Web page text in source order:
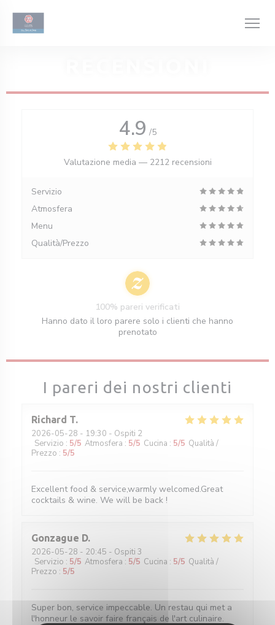
I pareri dei nostri clienti
Richard T
2026-05-28 - 19:30 - Ospiti 2
Servizio : 5/5 Atmosfera : 5/5 Cucina : 5/5 Qualità /
Prezzo : 5/5
Excellent food & service,warmly welcomed.Great
cocktails & wine. We will be back !
Gonzague D
2026-05-28 - 20:45 - Ospiti 3
Servizio : 5/5 Atmosfera : 5/5 Cucina : 5/5 Qualità /
Prezzo : 5/5
Super bon, service impeccable. Un restau qui met a
l'honneur le savoir faire français de l'art culinaire.
4.9 /5
Valutazione media — 2212 recensioni
Servizio
Atmosfera
Menu
Qualità/Prezzo
100% pareri verificati
Hanno dato il loro parere solo i clienti che hanno
prenotato